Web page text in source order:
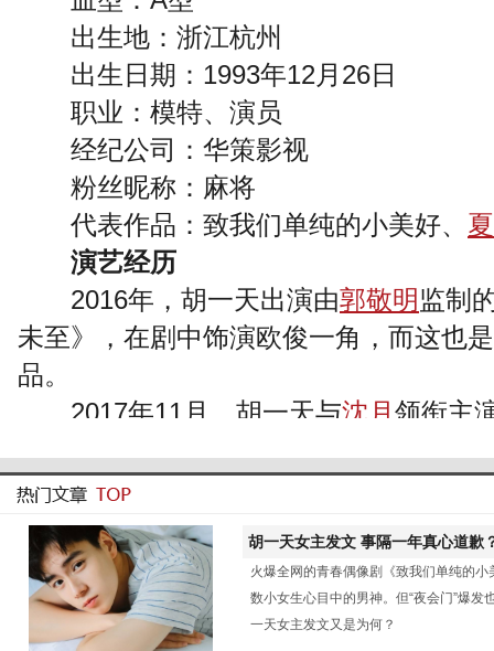
出生地：浙江杭州
出生日期：1993年12月26日
职业：模特、演员
经纪公司：华策影视
粉丝昵称：麻将
代表作品：致我们单纯的小美好、
演艺经历
2016年，胡一天出演由郭敬明监制
未至》，在剧中饰演欧俊一角，而这也
品。
2017年11月，胡一天与沈月领衔主
胡一天女主发文 事隔一年真心道歉
冷饭？
火爆全网的青春偶像剧《致我们单纯的
数小女生心目中的男神。但“夜会门”爆
一天女主发文又是为何？